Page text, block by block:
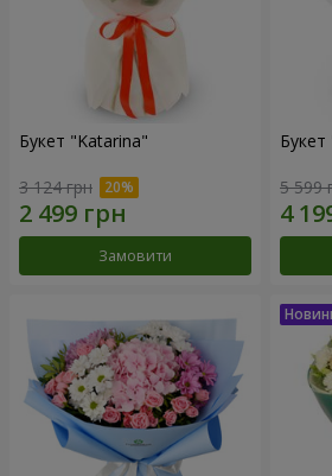
Букет "Katarina"
3 124 грн
Замовити
5 599